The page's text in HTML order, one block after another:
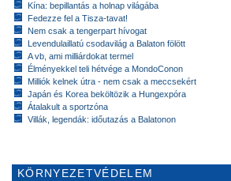
Kína: bepillantás a holnap világába
Fedezze fel a Tisza-tavat!
Nem csak a tengerpart hívogat
Levendulaillatú csodavilág a Balaton fölött
A vb, ami milliárdokat termel
Élményekkel teli hétvége a MondoConon
Milliók kelnek útra - nem csak a meccsekért
Japán és Korea beköltözik a Hungexpóra
Átalakult a sportzóna
Villák, legendák: időutazás a Balatonon
KÖRNYEZETVÉDELEM